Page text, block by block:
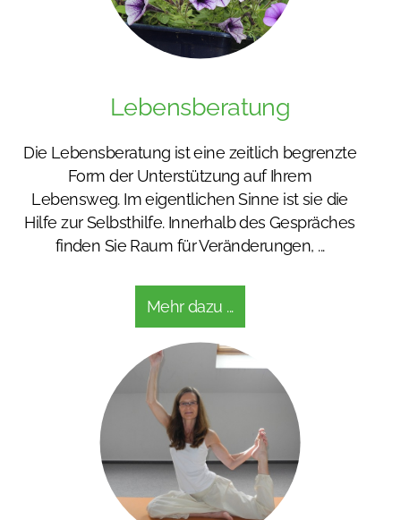
Lebensberatung
Die Lebensberatung ist eine zeitlich begrenzte
Form der Unterstützung auf Ihrem
Lebensweg. Im eigentlichen Sinne ist sie die
Hilfe zur Selbsthilfe. Innerhalb des Gespräches
finden Sie Raum für Veränderungen, ...
Mehr dazu ...